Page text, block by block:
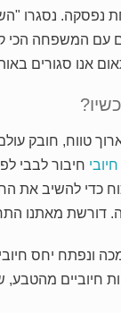
נסגרו
עם המשפחה הכי
אנו סגורים
טווח, חובק עולם
חיבור לבבי
כדי להשיב את
דורשת מאתנו
ונפתח יחס
חיוביים